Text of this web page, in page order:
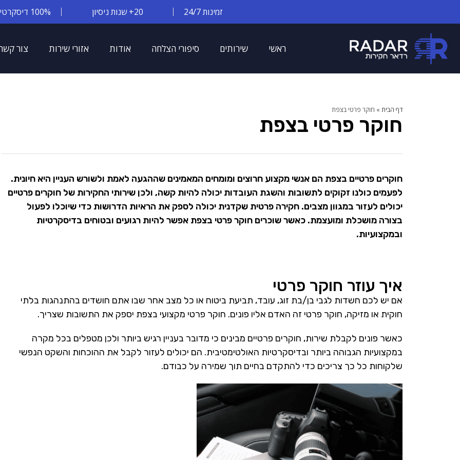
זמינות 24/7 20+ שנות ניסיון 100% דיסקרטיות
ראשי שירותים סיפורי הצלחה אודות אזורי שירות צור
דף הבית » חוקר פרטי בצפת
חוקר פרטי בצפת
חוקרים פרטיים בצפת הם אנשי מקצוע חרוצים ומומחים המאמינים שההגעה לאמת ולשורש העניין היא חיונית.
לפעמים כולנו זקוקים לתשובות והשגת העובדות יכולה להיות קשה, ולכן שירותי החקירות של חוקרים פרטיים
יכולים לעזור במגוון מצבים. חקירה פרטית שקדנית יכולה לספק את הראיות הדרושות כדי שיוכלו לפעול
בצורה מושכלת ומועצמת. כאשר שוכרים חוקר פרטי בצפת אפשר להיות רגועים ובטוחים בדיסקרטיות
ובמקצועיות.
איך עוזר חוקר פרטי
אם יש לכם חשדות לגבי בן/בת זוג, עובד, תביעת ביטוח או כל מצב אחר שבו אתם חושדים בהתנהגות בלתי
חוקית או מזיקה, חוקר פרטי זה האדם אליו פונים. חוקר פרטי מקצועי בצפת יספק את התשובות שצריך.
כאשר פונים לקבלת שירות, חוקרים פרטיים מבינים כי מדובר בעניין רגיש ביותר ולכן מטפלים בכל מקרה
במקצועיות הגבוהה ביותר ובדיסקרטיות האולטימטיבית. הם יכולים לעזור לקבל את ההוכחות והשקט הנפשי
שלקוחות כל כך צריכים כדי להתקדם בחיים תוך שמירה על כבודם.